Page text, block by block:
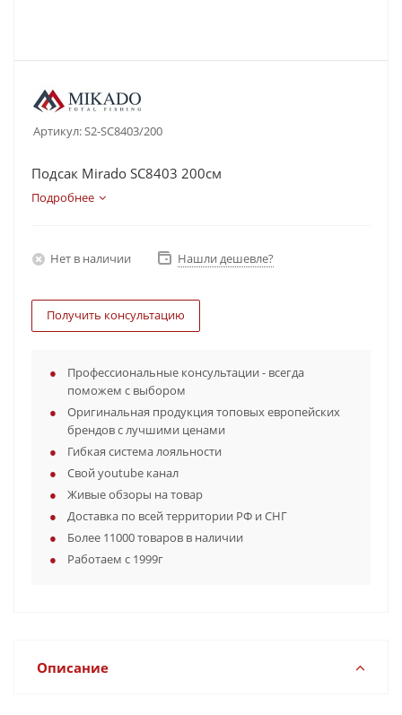
Артикул:S2-SC8403/200
Подсак Мirado SC8403 200см
Подробнее
Нет в наличии Нашли дешевле?
Получить консультацию
Профессиональные консультации - всегда
поможем с выбором
Оригинальная продукция топовых европейских
брендов с лучшими ценами
Гибкая система лояльности
Свой youtube канал
Живые обзоры на товар
Доставка по всей территории РФ и СНГ
Более 11000 товаров в наличии
Работаем с 1999г
Описание